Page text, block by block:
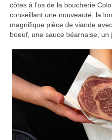
côtes à l’os de la boucherie
conseillant une nouveauté, la
magnifique pièce de viande
boeuf, une sauce béarnaise, un